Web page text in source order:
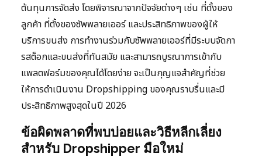
ต้นทุนการจัดส่ง โดยพิจารณาจากปัจจัยต่างๆ เช่น ที่ตั้งของ
ลูกค้า ที่ตั้งของซัพพลายเออร์ และประสิทธิภาพของผู้ให้
บริการขนส่ง การทำงานร่วมกับซัพพลายเออร์ที่มีระบบจัดกา
รสต็อกและขนส่งที่ทันสมัย และสามารถบูรณาการเข้ากับ
แพลตฟอร์มของคุณได้โดยง่าย จะเป็นกุญแจสำคัญที่ช่วย
ให้การดำเนินงาน Dropshipping ของคุณราบรื่นและมี
ประสิทธิภาพสูงสุดในปี 2026
ข้อผิดพลาดที่พบบ่อยและวิธีหลีกเลี่ยง
สำหรับ Dropshipper มือใหม่